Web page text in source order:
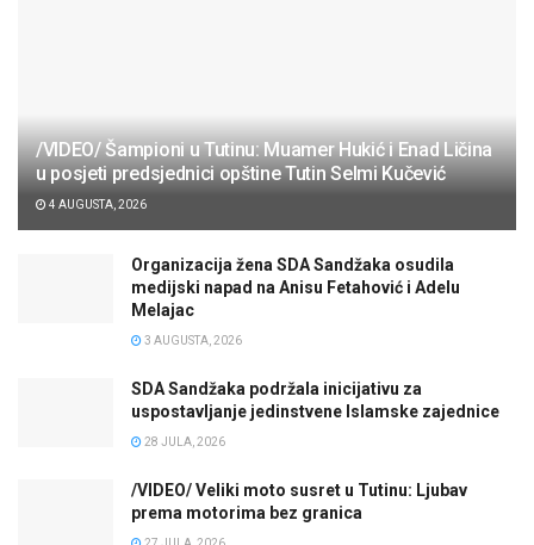
/VIDEO/ Šampioni u Tutinu: Muamer Hukić i Enad Ličina
u posjeti predsjednici opštine Tutin Selmi Kučević
4 AUGUSTA, 2026
Organizacija žena SDA Sandžaka osudila
medijski napad na Anisu Fetahović i Adelu
Melajac
3 AUGUSTA, 2026
SDA Sandžaka podržala inicijativu za
uspostavljanje jedinstvene Islamske zajednice
28 JULA, 2026
/VIDEO/ Veliki moto susret u Tutinu: Ljubav
prema motorima bez granica